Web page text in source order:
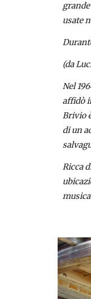
usate
(da
Nel
affidò
Brivio
di un
Ricca